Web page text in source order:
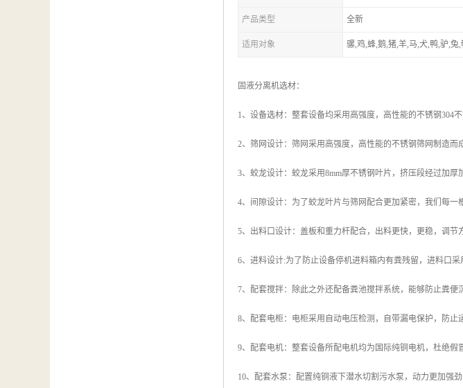
产品类型 全新
适用对象 骡,鸡,蜂,鹅,猪,羊,马,犬,鸭,驴,兔
固液分离机选材：
1、设备选材：整套设备均采用高强度，高性能的不锈钢304
2、筛网设计：筛网采用高强度，高性能的不锈钢筛网制造而
3、蛟龙设计：蛟龙采用8mm厚不锈钢叶片，挤压段经过加厚
4、间隙设计：为了蛟龙叶片与筛网配合更加紧密，我们每一
5、出料口设计：盖板和重力杆配合，出料更快，更稳，调节
6、进料设计:为了防止设备停机进料箱内有粪残留，进料口
7、配套搅拌：除此之外还配备粪池搅拌系统，能够防止粪便
8、配套电柜：电柜采用自动电压检测，自带漏电保护，防止
9、配套电机：整套设备所配电机均为国际纯铜电机，杜绝假
10、配套水泵：配置纯铜液下潜水切割污水泵，动力更加强劲